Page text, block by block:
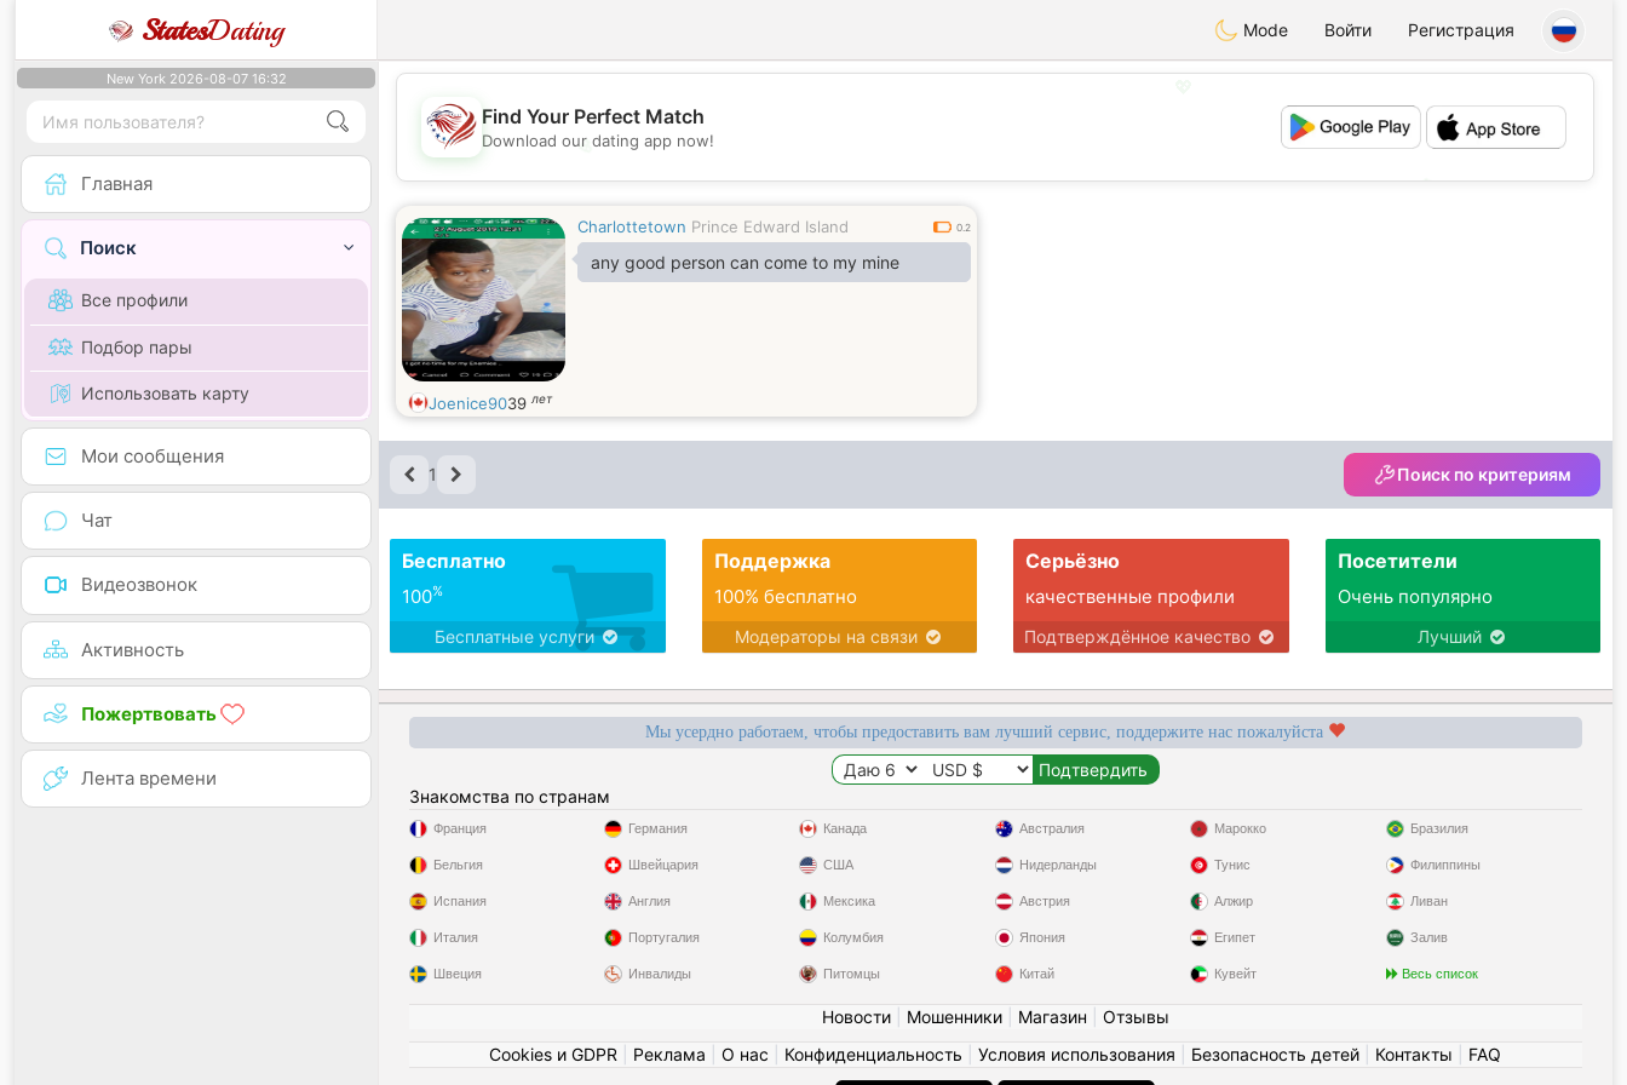
StatesDating Mode Войти Регистрация
New York 2026-08-07 16:32
Главная
Поиск
Все профили
Подбор пары
Использовать карту
Мои сообщения
Чат
Видеозвонок
Активность
Пожертвовать
Лента времени
💖
💕
Find Your Perfect Match
Download our dating app now!
Charlottetown Prince Edward Island 0.2
any good person can come to my mine
Joenice9039 лет
1 Поиск по критериям
Бесплатно
100%
Бесплатные услуги
Поддержка
100% бесплатно
Модераторы на связи
Серьёзно
качественные профили
Подтверждённое качество
Посетители
Очень популярно
Лучший
Мы усердно работаем, чтобы предоставить вам лучший сервис, поддержите нас пожалуйста
Знакомства по странам
Франция
Бельгия
Испания
Италия
Швеция
Германия
Швейцария
Англия
Португалия
Инвалиды
Канада
США
Мексика
Колумбия
Питомцы
Австралия
Нидерланды
Австрия
Япония
Китай
Марокко
Тунис
Алжир
Египет
Кувейт
Бразилия
Филиппины
Ливан
Залив
Весь список
Новости| Мошенники| Магазин
Отзывы
Cookies и GDPR
Реклама О нас Конфиденциальность Условия использования Безопасность детей Контакты FAQ